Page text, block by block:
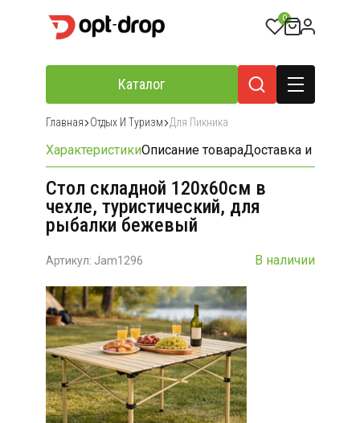
0
Каталог
Главная Отдых И Туризм Для Пикника
ХарактеристикиОписание товараДоставка и оплата
Стол складной 120х60см в
чехле, туристический, для
рыбалки бежевый
Артикул: Jam1296 В наличии